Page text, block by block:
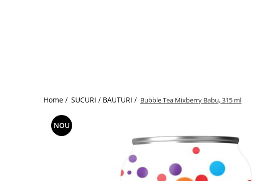
Home / SUCURI / BAUTURI / Bubble Tea Mixberry Babu, 315 ml
NOU